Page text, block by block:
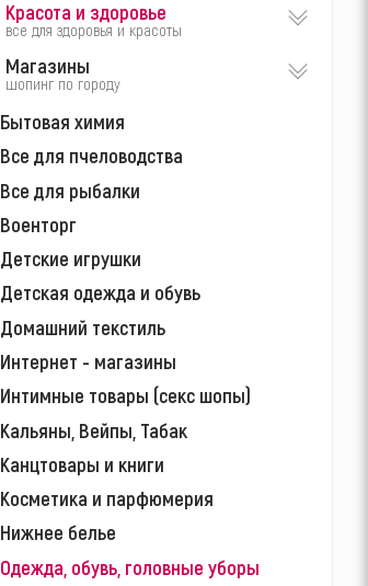
Красота и здоровье
все для здоровья и красоты
Магазины
шопинг по городу
Бытовая химия
Все для пчеловодства
Все для рыбалки
Военторг
Детские игрушки
Детская одежда и обувь
Домашний текстиль
Интернет - магазины
Интимные товары (секс шопы)
Кальяны, Вейпы, Табак
Канцтовары и книги
Косметика и парфюмерия
Нижнее белье
Одежда, обувь, головные уборы